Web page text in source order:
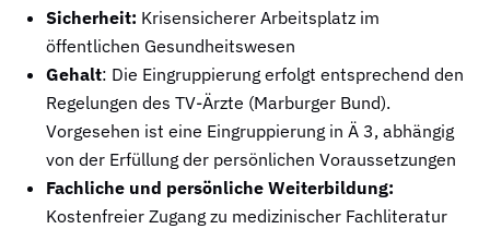
Sicherheit: Krisensicherer Arbeitsplatz im
öffentlichen Gesundheitswesen
Gehalt: Die Eingruppierung erfolgt entsprechend den
Regelungen des TV-Ärzte (Marburger Bund).
Vorgesehen ist eine Eingruppierung in Ä 3, abhängig
von der Erfüllung der persönlichen Voraussetzungen
Fachliche und persönliche Weiterbildung:
Kostenfreier Zugang zu medizinischer Fachliteratur